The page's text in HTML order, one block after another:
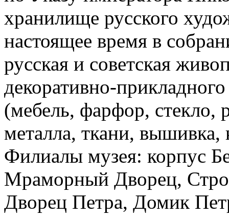
хранилище русского
настоящее время в
русская и советская
декоративно-
(мебель, фарфор, стекло,
металла, ткани, вышивка,
Филиалы музея: корпус
Мраморный Дворец,
Дворец Петра, Домик